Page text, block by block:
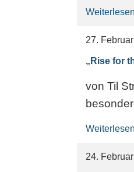
27.
„Rise for
von Til
24.